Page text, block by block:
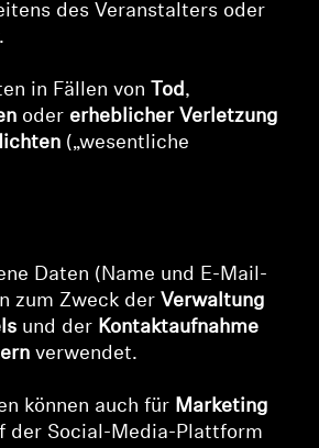
des Veranstalters oder
in Fällen von Tod,
oder erheblicher Verletzung
(„wesentliche
Daten (Name und E-Mail-
zum Zweck der Verwaltung
und der Kontaktaufnahme
verwendet.
können auch für Marketing
der Social-Media-Plattform